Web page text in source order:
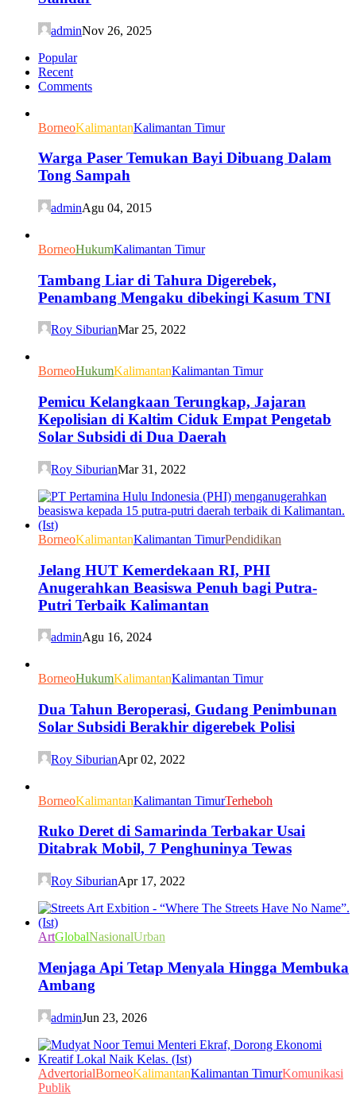
adminNov 26, 2025
Popular
Recent
Comments
BorneoKalimantanKalimantan Timur
Warga Paser Temukan Bayi Dibuang Dalam
Tong Sampah
adminAgu 04, 2015
BorneoHukumKalimantan Timur
Tambang Liar di Tahura Digerebek,
Penambang Mengaku dibekingi Kasum TNI
Roy SiburianMar 25, 2022
BorneoHukumKalimantanKalimantan Timur
Pemicu Kelangkaan Terungkap, Jajaran
Kepolisian di Kaltim Ciduk Empat Pengetab
Solar Subsidi di Dua Daerah
Roy SiburianMar 31, 2022
BorneoKalimantanKalimantan TimurPendidikan
Jelang HUT Kemerdekaan RI, PHI
Anugerahkan Beasiswa Penuh bagi Putra-
Putri Terbaik Kalimantan
adminAgu 16, 2024
BorneoHukumKalimantanKalimantan Timur
Dua Tahun Beroperasi, Gudang Penimbunan
Solar Subsidi Berakhir digerebek Polisi
Roy SiburianApr 02, 2022
BorneoKalimantanKalimantan TimurTerheboh
Ruko Deret di Samarinda Terbakar Usai
Ditabrak Mobil, 7 Penghuninya Tewas
Roy SiburianApr 17, 2022
ArtGlobalNasionalUrban
Menjaga Api Tetap Menyala Hingga Membuka
Ambang
adminJun 23, 2026
AdvertorialBorneoKalimantanKalimantan TimurKomunikasi
Publik